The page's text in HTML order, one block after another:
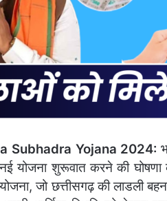
Subhadra Yojana 2024:
योजना शुरूवात करने की
जो छत्तीसगढ़ की लाडली